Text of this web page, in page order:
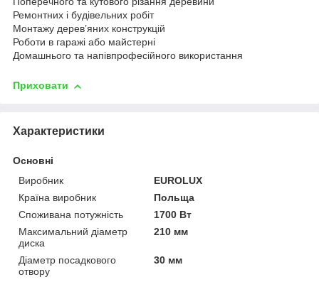
Ремонтних і будівельних робіт
Монтажу дерев’яних конструкцій
Роботи в гаражі або майстерні
Домашнього та напівпрофесійного використання
Приховати
Характеристики
Основні
Виробник
EUROLUX
Країна виробник
Польща
Споживана потужність
1700 Вт
Максимальний діаметр
диска
210 мм
Діаметр посадкового
отвору
30 мм